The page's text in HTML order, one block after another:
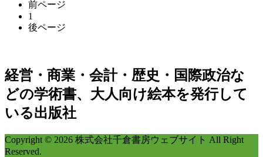
前ページ
1
後ページ
経営・商業・会計・歴史・国際政治な
どの学術書、大人向け絵本を発行して
いる出版社
Copyright © 2026 株式会社千倉書房ウェブサイト All Right
Reserved.